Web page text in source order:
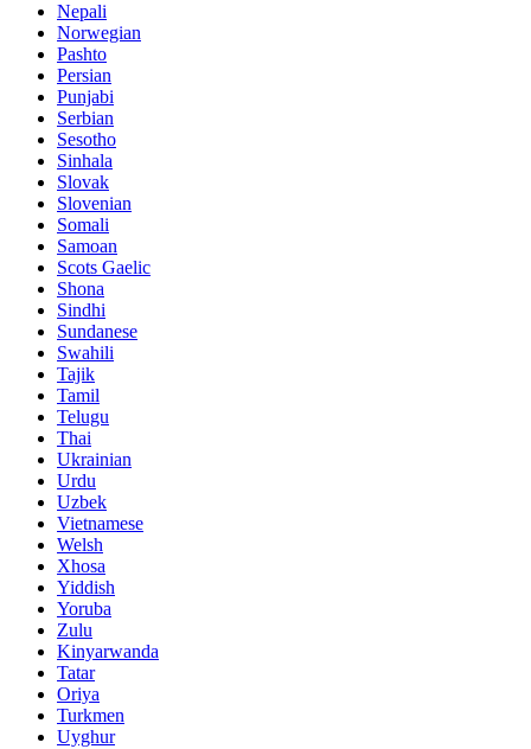
Nepali
Norwegian
Pashto
Persian
Punjabi
Serbian
Sesotho
Sinhala
Slovak
Slovenian
Somali
Samoan
Scots Gaelic
Shona
Sindhi
Sundanese
Swahili
Tajik
Tamil
Telugu
Thai
Ukrainian
Urdu
Uzbek
Vietnamese
Welsh
Xhosa
Yiddish
Yoruba
Zulu
Kinyarwanda
Tatar
Oriya
Turkmen
Uyghur